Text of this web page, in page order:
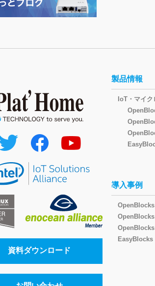
資料ダウンロード
製品情報
IoT・マイ
導入事例
OpenBlocks
EasyBlocks